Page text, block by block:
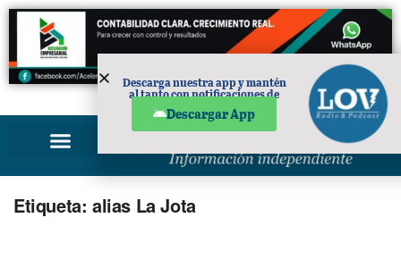
PUBLICIDAD
Etiqueta: alias La Jota
Descarga nuestra app y mantén
al tanto con notificaciones de
Descargar App